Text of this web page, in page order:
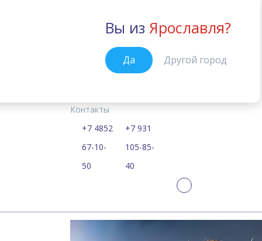
Ярославль
Вы из Ярославля?
Да Другой город
Цены
Контакты
+7 4852
67-10-
50
+7 931
105-85-
40
График работы
праздники